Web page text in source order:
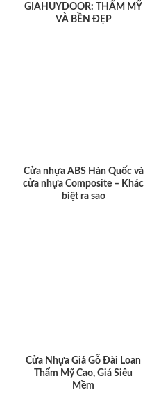
GIAHUYDOOR: THẨM MỸ
VÀ BỀN ĐẸP
Cửa nhựa ABS Hàn Quốc và
cửa nhựa Composite – Khác
biệt ra sao
Cửa Nhựa Giả Gỗ Đài Loan
Thẩm Mỹ Cao, Giá Siêu
Mềm